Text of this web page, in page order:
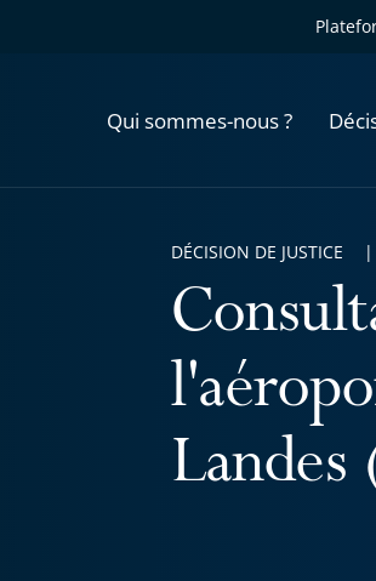
Qui sommes-nous ?
Landes
DÉCISION DE JUSTICE